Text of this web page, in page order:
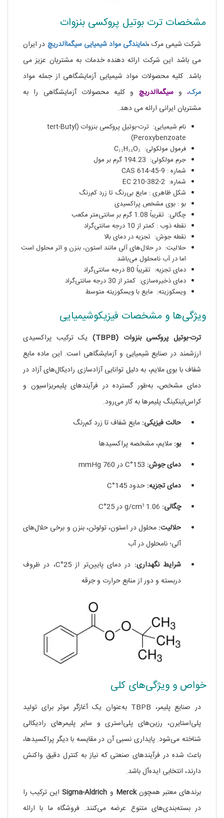
مشخصات ترت بوتیل پروکسی بنزوات
شرکت شیمی مرک ،نمایندگی مواد شیمیایی سیگماآلدریچ در ایران
می باشد این شرکت ارائه دهنده خدمات به مشتریان عزیز می
باشد. کلیه محصولات مواد شیمیایی آزمایشگاهی از جمله مواد
مرک، وسیگماآلدریچ و کلیه محصولات آزمایشگاهی را به
مشتریان ایرانی ارائه می دهد.
نام شیمیایی: ترت-بوتیل پروکسی بنزوات (tert-Butyl
Peroxybenzoate)
فرمول مولکولی: C₁₁H₁₄O₃
جرم مولکولی: 194.23 گرم بر مول
شماره : CAS 614-45-9
شماره: EC 210-382-2
شکل ظاهری : مایع بی‌رنگ تا زرد کم‌رنگ
بو : بوی مشخص پراکسیدی
چگالی: تقریباً 1.08 گرم بر سانتی‌متر مکعب
نقطه ذوب : کمتر از 10 درجه سانتی‌گراد
نقطه جوش: تجزیه در دمای بالا
حلالیت: در حلال‌های آلی مانند استون، بنزن و اتر محلول است
اما در آب نامحلول می‌باشد
دمای تجزیه: تقریباً 80 درجه سانتی‌گراد
دمای ذخیره‌سازی: کمتر از 30 درجه سانتی‌گراد
ویسکوزیته: مایع با ویسکوزیته متوسط
ویژگی‌ها و مشخصات فیزیکوشیمیایی
ترت-بوتیل پروکسی بنزوات (TBPB)
یک ترکیب پراکسیدی
ارزشمند در صنایع شیمیایی و آزمایشگاهی است. این ماده مایع
شفاف با بوی ملایم، به دلیل توانایی آزادسازی رادیکال‌های آزاد در
دمای مشخص، به‌طور گسترده در فرآیندهای پلیمریزاسیون و
کراس‌لینکینگ پلیمرها به کار می‌رود.
حالت فیزیکی: مایع شفاف تا زرد کم‌رنگ
بو: ملایم، مشخصه پراکسیدها
دمای جوش:
دمای تجزیه: حدود 145°C
چگالی:
حلالیت: محلول در استون، تولوئن، بنزن و برخی حلال‌های
آلی؛ نامحلول در آب
شرایط نگهداری:
در دمای پایین‌تر از 25°C، در ظروف
دربسته و دور از منابع حرارت و جرقه
خواص و ویژگی‌های کلی
در صنایع پلیمر، TBPB به‌عنوان یک آغازگر موثر برای تولید
پلی‌استایرن، رزین‌های پلی‌استری و سایر پلیمرهای رادیکالی
شناخته می‌شود. پایداری نسبی آن در مقایسه با دیگر پراکسیدها،
باعث شده در فرآیندهای صنعتی که نیاز به کنترل دقیق واکنش
دارند، انتخابی ایده‌آل باشد.
برندهای معتبر همچونMerck و Sigma-Aldrichاین ترکیب را
در بسته‌بندی‌های متنوع عرضه می‌کنند. فروشگاه ما با ارائه